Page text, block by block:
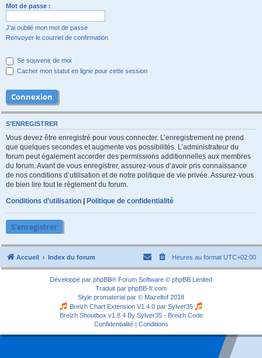
Mot de passe :
J’ai oublié mon mot de passe
Renvoyer le courriel de confirmation
Se souvenir de moi
Cacher mon statut en ligne pour cette session
S’ENREGISTRER
Vous devez être enregistré pour vous connecter. L’enregistrement ne prend
que quelques secondes et augmente vos possibilités. L’administrateur du
forum peut également accorder des permissions additionnelles aux membres
du forum. Avant de vous enregistrer, assurez-vous d’avoir pris connaissance
de nos conditions d’utilisation et de notre politique de vie privée. Assurez-vous
de bien lire tout le règlement du forum.
Conditions d’utilisation | Politique de confidentialité
S’enregistrer
Accueil Index du forum Heures au format UTC+02:00
Développé par phpBB® Forum Software © phpBB Limited
Traduit par phpBB-fr.com
Style promaterial par © Mazeltof 2018
Breizh Chart Extension V1.4.0 par Sylver35
Breizh Shoutbox v1.8.4 By Sylver35 - Breizh Code
Confidentialité| Conditions